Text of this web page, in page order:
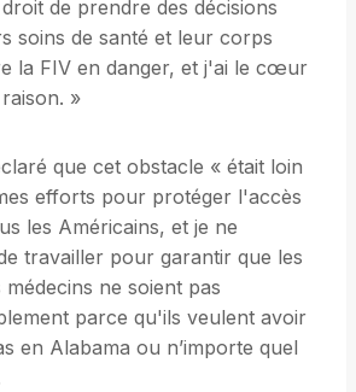
de prendre des décisions
soins de santé et leur corps
la FIV en danger, et j'ai le cœur
»
que cet obstacle « était loin
efforts pour protéger l'accès
les Américains, et je ne
travailler pour garantir que les
ne soient pas
parce qu'ils veulent avoir
en Alabama ou n’importe quel